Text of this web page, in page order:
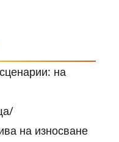
на
на износване